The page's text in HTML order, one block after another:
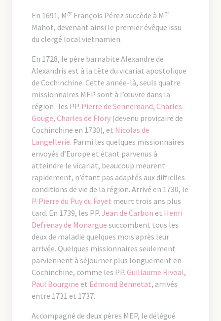
En 1691, M gr François Pérez succède à M gr
Mahot, devenant ainsi le premier évêque issu
du clergé local vietnamien.
En 1728, le père barnabite Alexandre de
Alexandris est à la tête du vicariat apostolique
de Cochinchine. Cette année-là, seuls quatre
missionnaires MEP sont à l’œuvre dans la
région : les PP. Pierre de Sennemand, Charles
Gouge, Charles de Flory (devenu provicaire de
Cochinchine en 1730), et Nicolas de
Langellerie. Parmi les quelques missionnaires
envoyés d’Europe et étant parvenus à
atteindre le vicariat, beaucoup meurent
rapidement, n’étant pas adaptés aux difficiles
conditions de vie de la région. Arrivé en 1730, le
P. Pierre du Puy du Fayet meurt trois ans plus
tard. En 1739, les PP. Jean de Carbon et Henri
Defrenay de Monargue succombent tous les
deux de maladie quelques mois après leur
arrivée. Quelques missionnaires seulement
parviennent à séjourner plus longuement en
Cochinchine, comme les PP. Guillaume Rivoal,
Paul Bourgine et Edmond Bennetat, arrivés
entre 1731 et 1737.
Accompagné de deux pères MEP, le délégué